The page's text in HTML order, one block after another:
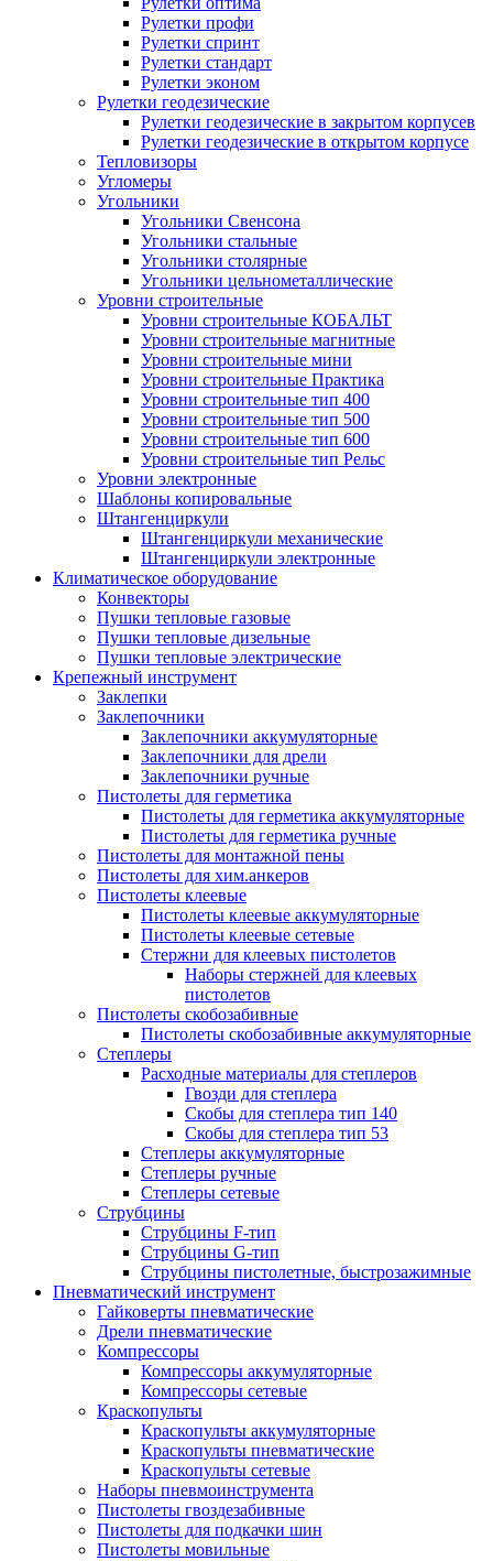
Рулетки профи
Рулетки спринт
Рулетки стандарт
Рулетки эконом
Рулетки геодезические
Рулетки геодезические в закрытом корпусев
Рулетки геодезические в открытом корпусе
Тепловизоры
Угломеры
Угольники
Угольники Свенсона
Угольники стальные
Угольники столярные
Угольники цельнометаллические
Уровни строительные
Уровни строительные КОБАЛЬТ
Уровни строительные магнитные
Уровни строительные мини
Уровни строительные Практика
Уровни строительные тип 400
Уровни строительные тип 500
Уровни строительные тип 600
Уровни строительные тип Рельс
Уровни электронные
Шаблоны копировальные
Штангенциркули
Штангенциркули механические
Штангенциркули электронные
Климатическое оборудование
Конвекторы
Пушки тепловые газовые
Пушки тепловые дизельные
Пушки тепловые электрические
Крепежный инструмент
Заклепки
Заклепочники
Заклепочники аккумуляторные
Заклепочники для дрели
Заклепочники ручные
Пистолеты для герметика
Пистолеты для герметика аккумуляторные
Пистолеты для герметика ручные
Пистолеты для монтажной пены
Пистолеты для хим.анкеров
Пистолеты клеевые
Пистолеты клеевые аккумуляторные
Пистолеты клеевые сетевые
Стержни для клеевых пистолетов
Наборы стержней для клеевых
пистолетов
Пистолеты скобозабивные
Пистолеты скобозабивные аккумуляторные
Степлеры
Расходные материалы для степлеров
Гвозди для степлера
Скобы для степлера тип 140
Скобы для степлера тип 53
Степлеры аккумуляторные
Степлеры ручные
Степлеры сетевые
Струбцины
Струбцины F-тип
Струбцины G-тип
Струбцины пистолетные, быстрозажимные
Пневматический инструмент
Гайковерты пневматические
Дрели пневматические
Компрессоры
Компрессоры аккумуляторные
Компрессоры сетевые
Краскопульты
Краскопульты аккумуляторные
Краскопульты пневматические
Краскопульты сетевые
Наборы пневмоинструмента
Пистолеты гвоздезабивные
Пистолеты для подкачки шин
Пистолеты мовильные